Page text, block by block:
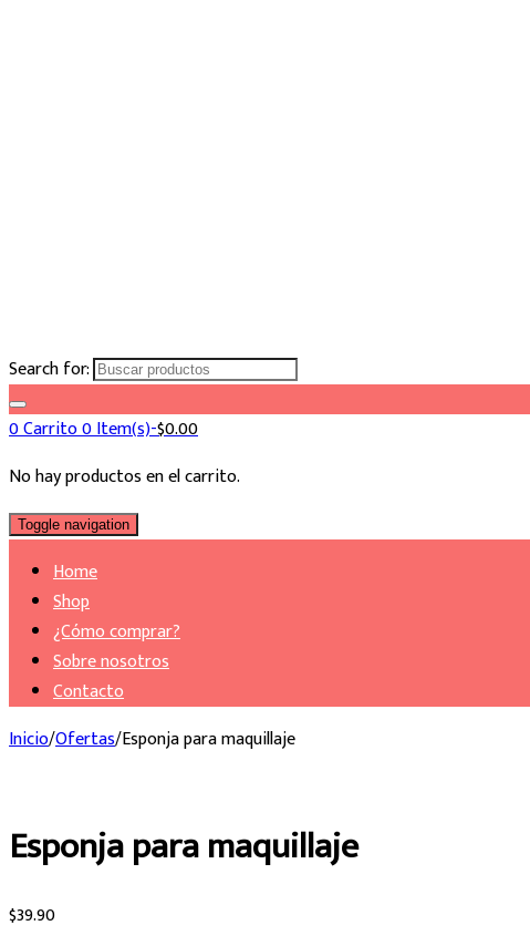
Search for:
0Carrito0 Item(s)-$0.00
No hay productos en el carrito.
Toggle navigation
Home
Shop
¿Cómo comprar?
Sobre nosotros
Contacto
Inicio/Ofertas/Esponja para maquillaje
Esponja para maquillaje
$39.90